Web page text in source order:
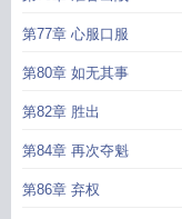
第77章 心服口服
第80章 如无其事
第82章 胜出
第84章 再次夺魁
第86章 弃权